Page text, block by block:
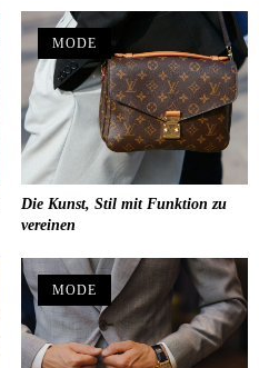
MODE
Die Kunst, Stil mit Funktion zu
vereinen
MODE